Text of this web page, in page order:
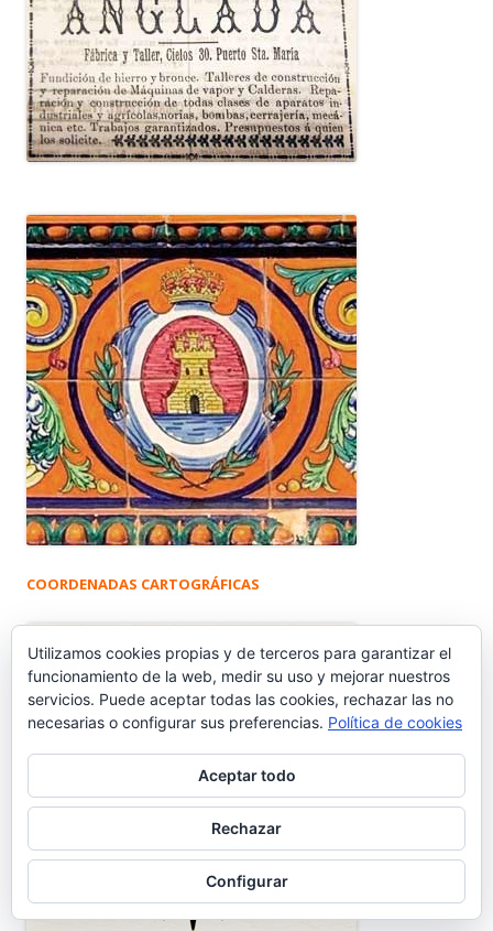
COORDENADAS CARTOGRÁFICAS
Utilizamos cookies propias y de terceros para garantizar el
funcionamiento de la web, medir su uso y mejorar nuestros
servicios. Puede aceptar todas las cookies, rechazar las no
necesarias o configurar sus preferencias. Política de cookies
Aceptar todo
Rechazar
Configurar